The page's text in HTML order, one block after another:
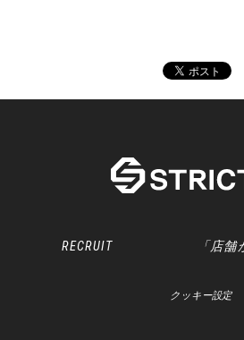
RECRUIT 「店
クッキー設定